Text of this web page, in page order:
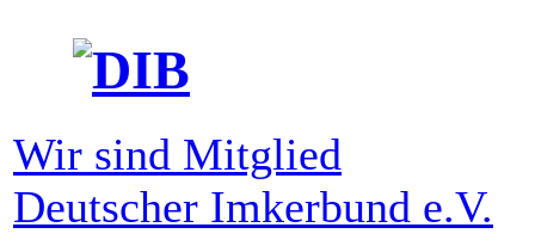
Wir sind Mitglied
Deutscher Imkerbund e.V.